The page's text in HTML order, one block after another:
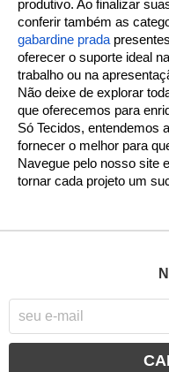
produtivo. Ao finalizar
conferir também as
gabardine prada
oferecer o suporte ideal
trabalho ou na
Não deixe de explorar
que oferecemos para
Só Tecidos, entendemos
fornecer o melhor para
Navegue pelo nosso site
tornar cada projeto um